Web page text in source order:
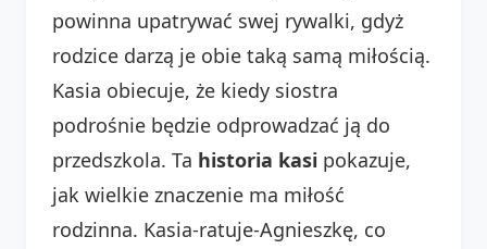
powinna upatrywać swej rywalki, gdyż
rodzice darzą je obie taką samą miłością.
Kasia obiecuje, że kiedy siostra
podrośnie będzie odprowadzać ją do
przedszkola. Ta historia kasi pokazuje,
jak wielkie znaczenie ma miłość
rodzinna. Kasia-ratuje-Agnieszkę, co